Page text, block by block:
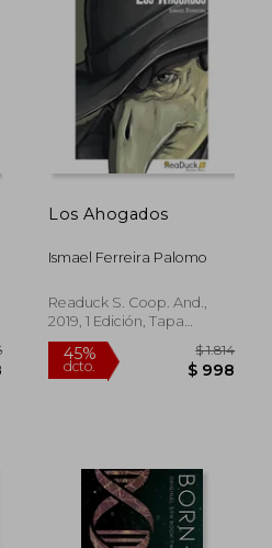
50%
dcto.
Los Ahogados
Ismael Ferreira Palomo
Readuck S. Coop. And.,
2019, 1 Edición, Tapa
Blanda,Usado